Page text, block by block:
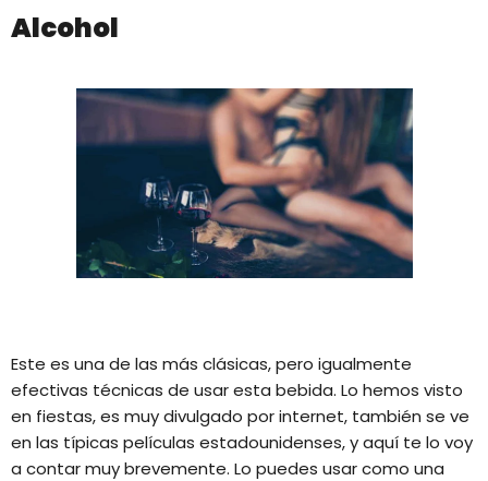
Alcohol
Este es una de las más clásicas, pero igualmente
efectivas técnicas de usar esta bebida. Lo hemos visto
en fiestas, es muy divulgado por internet, también se ve
en las típicas películas estadounidenses, y aquí te lo voy
a contar muy brevemente. Lo puedes usar como una